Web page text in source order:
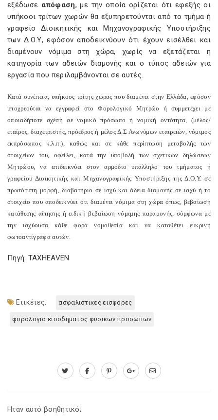
εξέδωσε απόφαση, με την οποία ορίζεται ότι εφεξής οι
υπήκοοι τρίτων χωρών θα εξυπηρετούνται από το τμήμα ή
γραφείο Διοικητικής και Μηχανογραφικής Υποστήριξης
των Δ.Ο.Υ, εφόσον αποδεικνύουν ότι έχουν εισέλθει και
διαμένουν νόμιμα στη χώρα, χωρίς να εξετάζεται η
κατηγορία των αδειών διαμονής και ο τύπος αδειών για
εργασία που περιλαμβάνονται σε αυτές.
Κατά συνέπεια, υπήκοος τρίτης χώρας που διαμένει στην Ελλάδα, εφόσον
υποχρεούται να εγγραφεί στο Φορολογικό Μητρώο ή συμμετέχει με
οποιαδήποτε σχέση σε νομικό πρόσωπο ή νομική οντότητα, (μέλος/
εταίρος, διαχειριστής, πρόεδρος ή μέλος Δ.Σ Ανωνύμων εταιρειών, νόμιμος
εκπρόσωπος κ.λ.π.), καθώς και σε κάθε περίπτωση μεταβολής των
στοιχείων του, οφείλει, κατά την υποβολή των σχετικών δηλώσεων
Μητρώου, να επιδεικνύει στον αρμόδιο υπάλληλο του τμήματος ή
γραφείου Διοικητικής και Μηχανογραφικής Υποστήριξης της Δ.Ο.Υ. σε
πρωτότυπη μορφή, διαβατήριο σε ισχύ και άδεια διαμονής σε ισχύ ή το
στοιχείο που αποδεικνύει ότι διαμένει νόμιμα στη χώρα όπως, βεβαίωση
κατάθεσης αίτησης ή ειδική βεβαίωση νόμιμης παραμονής, σύμφωνα με
την ισχύουσα κάθε φορά νομοθεσία και να καταθέτει ευκρινή
φωτοαντίγραφα αυτών.
Πηγή: TAXHEAVEN
Ετικέτες: ασφαλιστικες εισφορες
φορολογια εισοδηματος φυσικων προσωπων
Ηταν αυτό βοηθητικό;